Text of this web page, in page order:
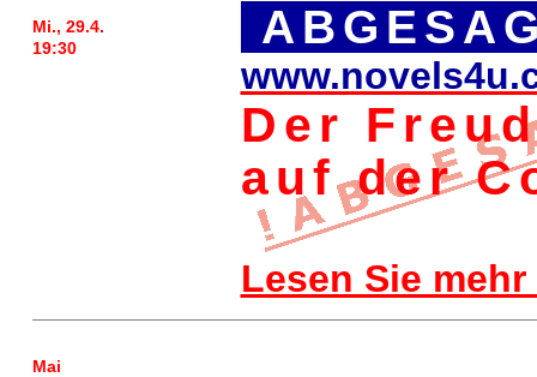
Mi., 29.4.
19:30
Der
auf der
Lesen Sie mehr
Mai